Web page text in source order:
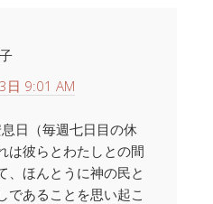
日 9:01 AM
日（毎週七日目の休
は彼らとわたしとの間
、ほんとうに神の民と
であることを思い起こ